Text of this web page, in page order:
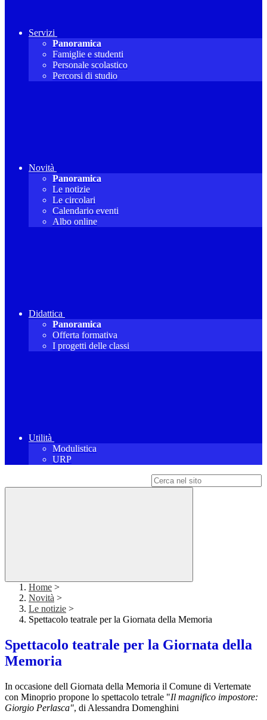
Servizi
Panoramica
Famiglie e studenti
Personale scolastico
Percorsi di studio
Novità
Panoramica
Le notizie
Le circolari
Calendario eventi
Albo online
Didattica
Panoramica
Offerta formativa
I progetti delle classi
Utilità
Modulistica
URP
Home >
Novità >
Le notizie >
Spettacolo teatrale per la Giornata della Memoria
Spettacolo teatrale per la Giornata della
Memoria
In occasione dell Giornata della Memoria il Comune di Vertemate
con Minoprio propone lo spettacolo tetrale "Il magnifico impostore:
Giorgio Perlasca", di Alessandra Domenghini